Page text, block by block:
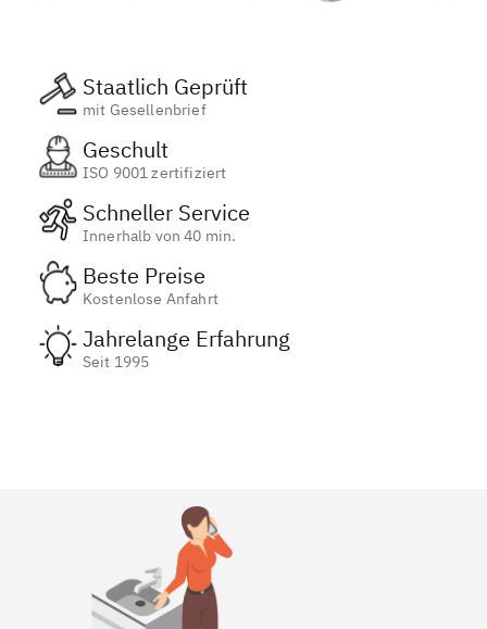
Staatlich Geprüft
mit Gesellenbrief
Geschult
ISO 9001 zertifiziert
Schneller Service
Innerhalb von 40 min.
Beste Preise
Kostenlose Anfahrt
Jahrelange Erfahrung
Seit 1995